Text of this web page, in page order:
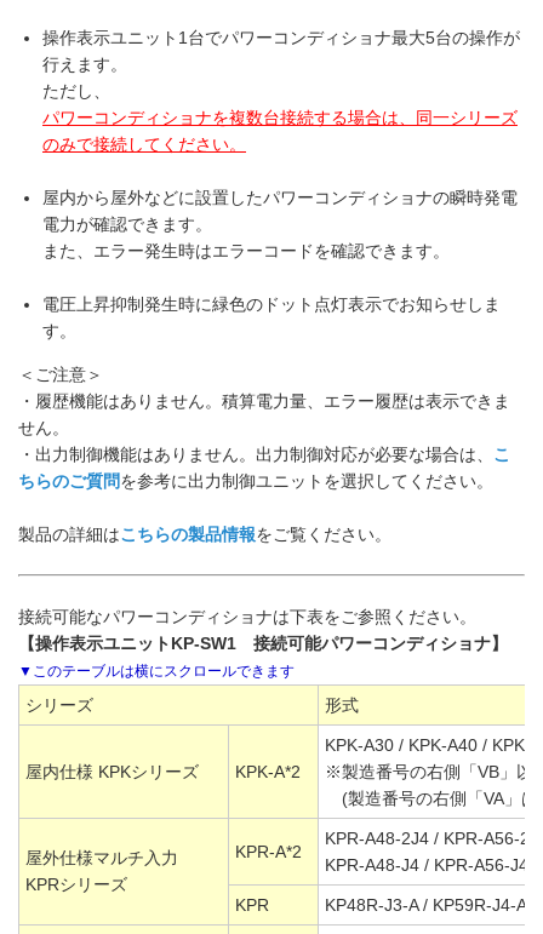
操作表示ユニット1台でパワーコンディショナ最大5台の操作が
行えます。
ただし、
パワーコンディショナを複数台接続する場合は、同一シリーズ
のみで接続してください。
屋内から屋外などに設置したパワーコンディショナの瞬時発電
電力が確認できます。
また、エラー発生時はエラーコードを確認できます。
電圧上昇抑制発生時に緑色のドット点灯表示でお知らせしま
す。
＜ご注意＞
・履歴機能はありません。積算電力量、エラー履歴は表示できま
せん。
・出力制御機能はありません。出力制御対応が必要な場合は、 こ
ちらのご質問を参考に出力制御ユニットを選択してください。
製品の詳細はこちらの製品情報をご覧ください。
接続可能なパワーコンディショナは下表をご参照ください。
【操作表示ユニットKP-SW1 接続可能パワーコンディショナ】
シリーズ 形式
屋内仕様 KPKシリーズ KPK-A*2
KPK-A30 / KPK-A40 / KPK-
※製造番号の右側「VB」以
(製造番号の右側「VA」は
屋外仕様マルチ入力
KPRシリーズ
KPR-A*2
KPR-A48-2J4 / KPR-A56-
KPR-A48-J4 / KPR-A56-J4
KPR KP48R-J3-A / KP59R-J4-A